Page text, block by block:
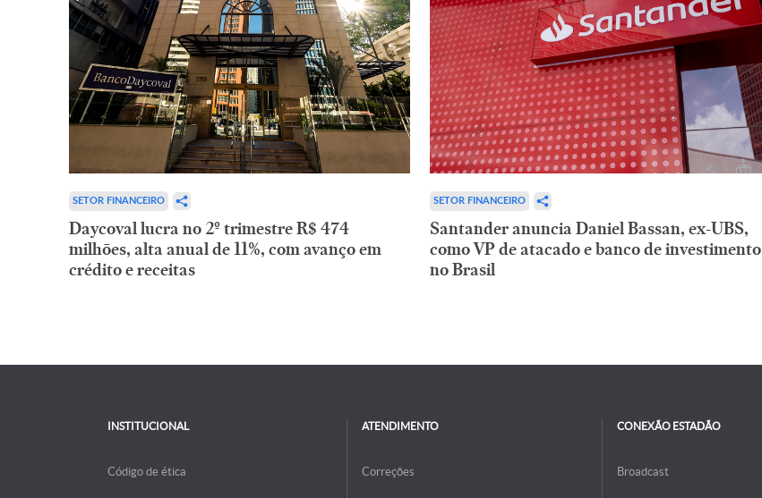
SETOR FINANCEIRO
Daycoval lucra no 2º trimestre R$ 474
milhões, alta anual de 11%, com avanço em
crédito e receitas
SETOR FINANCEIRO
Santander anuncia Daniel Bassan, ex-UBS,
como VP de atacado e banco de investimento
no Brasil
INSTITUCIONAL
Código de ética
ATENDIMENTO
Correções
CONEXÃO ESTADÃO
Broadcast